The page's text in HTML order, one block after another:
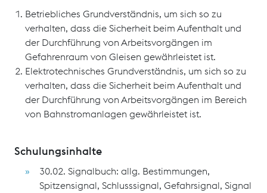
Betriebliches Grundverständnis, um sich so zu
verhalten, dass die Sicherheit beim Aufenthalt und
der Durchführung von Arbeitsvorgängen im
Gefahrenraum von Gleisen gewährleistet ist.
Elektrotechnisches Grundverständnis, um sich so zu
verhalten, dass die Sicherheit beim Aufenthalt und
der Durchführung von Arbeitsvorgängen im Bereich
von Bahnstromanlagen gewährleistet ist.
Schulungsinhalte
30.02. Signalbuch: allg. Bestimmungen,
Spitzensignal, Schlusssignal, Gefahrsignal, Signal